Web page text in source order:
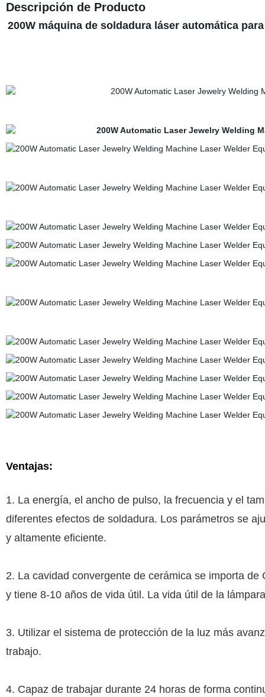
Descripción de Producto
200W máquina de soldadura láser automática
Ventajas:
1. La energía, el ancho de pulso, la frecuencia y el
diferentes efectos de soldadura. Los parámetros se
y altamente eficiente.
2. La cavidad convergente de cerámica se importa
y tiene 8-10 años de vida útil. La vida útil de la
3. Utilizar el sistema de protección de la luz más
trabajo.
4. Capaz de trabajar durante 24 horas de forma